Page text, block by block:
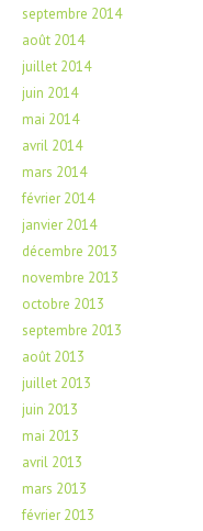
septembre 2014
août 2014
juillet 2014
juin 2014
mai 2014
avril 2014
mars 2014
février 2014
janvier 2014
décembre 2013
novembre 2013
octobre 2013
septembre 2013
août 2013
juillet 2013
juin 2013
mai 2013
avril 2013
mars 2013
février 2013